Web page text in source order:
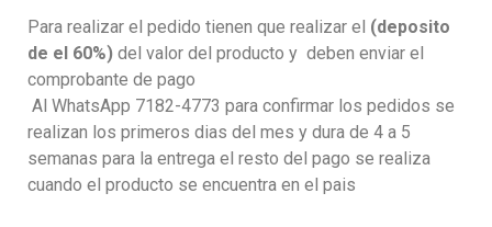
Para realizar el pedido tienen que realizar el (deposito
de el 60%) del valor del producto y deben enviar el
comprobante de pago
Al WhatsApp 7182-4773 para confirmar los pedidos se
realizan los primeros dias del mes y dura de 4 a 5
semanas para la entrega el resto del pago se realiza
cuando el producto se encuentra en el pais